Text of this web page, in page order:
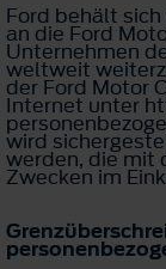
Ford behält
an die Ford
Unternehmen
weltweit
der Ford Motor
Internet unter
wird
werden, die mit
Zwecken im